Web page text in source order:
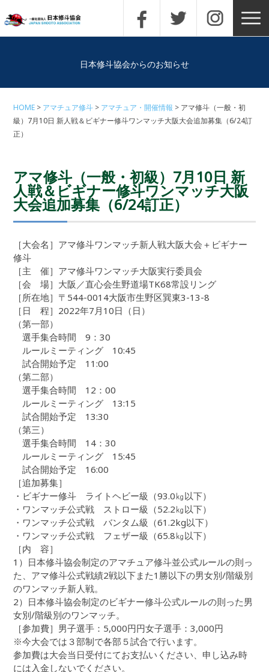
日本修斗協会からのお知らせ
HOME アマチュア修斗 アマチュア・開催情報
アマ修斗（一般・初
級）7月10日 新人戦＆ビギナー修斗ワンマッチ大阪大会追加募集（6/24訂
正）
アマ修斗（一般・初級）7月10日 新
人戦＆ビギナー修斗ワンマッチ大阪
大会追加募集（6/24訂正）
［大会名］アマ修斗ワンマッチ新人戦大阪大会＋ビギナー
修斗
［主 催］アマ修斗ワンマッチ大阪実行委員会
［会 場］大阪／直心会生野道場TK68常設リング
［所在地］〒544-0014大阪市生野区巽東3-13-8
［日 程］2022年7月10日（日）
（第一部）
選手集合時間 9：30
ルールミーティング 10:45
試合開始予定 11:00
（第二部）
選手集合時間 12：00
ルールミーティング 13:15
試合開始予定 13:30
（第三）
選手集合時間 14：30
ルールミーティング 15:45
試合開始予定 16:00
［追加募集］
・ビギナー修斗 ライトヘビー級（93.0㎏以下）
・ワンマッチ公式戦 ストロー級（52.2㎏以下）
・ワンマッチ公式戦 バンタム級（61.2kg以下）
・ワンマッチ公式戦 フェザー級（65.8㎏以下）
［内 容］
1）日本修斗協会制定のアマチュア修斗並公式ルールの則っ
た、アマ修斗公式戦績2戦以下また1勝以下の男女別/階級別
のワンマッチ新人戦。
2）日本修斗協会制定のビギナー修斗公式ルールの則った男
女別/階級別のワンマッチ。
［参加費］男子選手：5,000円円女子選手：3,000円
※今大会では３部制で各部５試合で行います。
参加費は大会当日受付にてお支払いください、申し込み時
には入金しないでください。